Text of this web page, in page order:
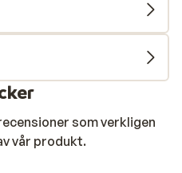
som verkligen
vår produkt.